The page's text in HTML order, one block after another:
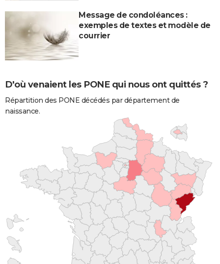
Message de condoléances :
exemples de textes et modèle de
courrier
D'où venaient les PONE qui nous ont quittés ?
Répartition des PONE décédés par département de
naissance.